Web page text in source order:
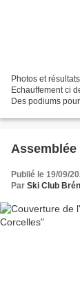
Photos et
Echauffement ci
Des podiums pour le
Assemblée
Publié le 19/09/
Par Ski Club